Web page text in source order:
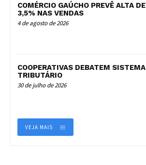
COMÉRCIO GAÚCHO PREVÊ ALTA DE
3,5% NAS VENDAS
4 de agosto de 2026
COOPERATIVAS DEBATEM SISTEMA
TRIBUTÁRIO
30 de julho de 2026
VEJA MAIS